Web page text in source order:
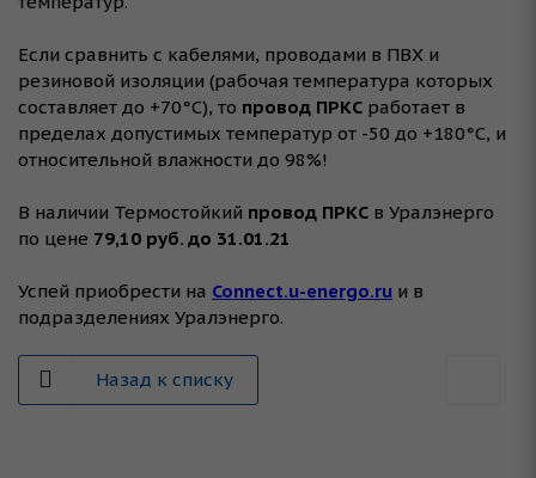
Если сравнить с кабелями, проводами в ПВХ и
резиновой изоляции (рабочая температура которых
составляет до +70°С), то провод ПРКС работает в
пределах допустимых температур от -50 до +180°С, и
относительной влажности до 98%!
В наличии Термостойкий провод ПРКС в Уралэнерго
по цене 79,10 руб. до 31.01.21
Успей приобрести на Connect.u-energo.ru и в
подразделениях Уралэнерго.
Назад к списку